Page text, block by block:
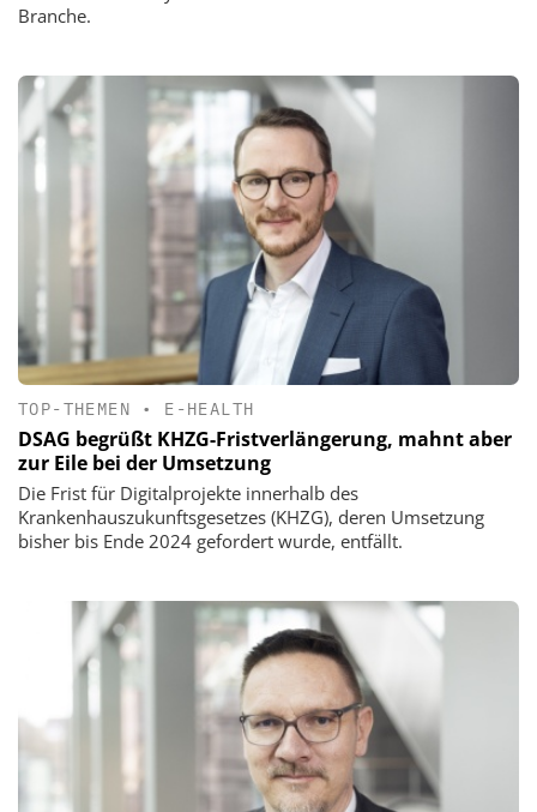
Branche.
TOP-THEMEN • E-HEALTH
DSAG begrüßt KHZG-Fristverlängerung, mahnt aber
zur Eile bei der Umsetzung
Die Frist für Digitalprojekte innerhalb des
Krankenhauszukunftsgesetzes (KHZG), deren Umsetzung
bisher bis Ende 2024 gefordert wurde, entfällt.